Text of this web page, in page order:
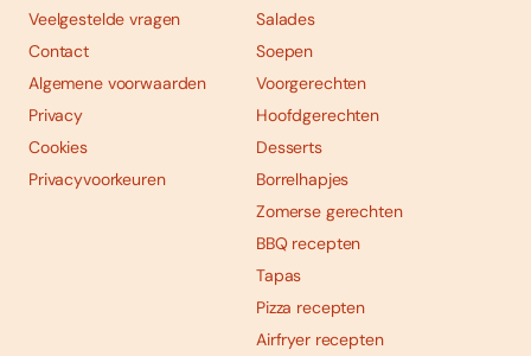
Veelgestelde vragen
Contact
Algemene voorwaarden
Privacy
Cookies
Privacyvoorkeuren
Salades
Soepen
Voorgerechten
Hoofdgerechten
Desserts
Borrelhapjes
Zomerse gerechten
BBQ recepten
Tapas
Pizza recepten
Airfryer recepten